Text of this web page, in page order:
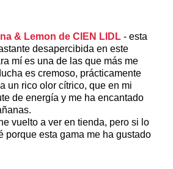
& Lemon de CIEN LIDL - esta
desapercibida en este
mí es una de las que más me
es cremoso, prácticamente
un rico olor cítrico, que en mi
de energía y me ha encantado
vuelto a ver en tienda, pero si lo
porque esta gama me ha gustado